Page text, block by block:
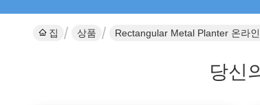
집 상품 Rectangular Metal Planter 온라
당신